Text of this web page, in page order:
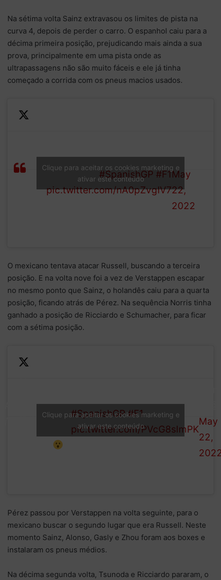
Na sétima volta Sainz extravasou os limites de pista na
curva 4, depois de perder o carro. O espanhol caiu para a
décima primeira posição, prejudicando mais ainda a sua
prova, principalmente em uma pista onde as
ultrapassagens não são muito fáceis e ele já tinha
começado a corrida com os pneus macios usados.
LAP recovers but returns to the
track in P11 #SpanishGP #F1
pic.twitter.com/nA0pZvgIV7
1 (@F1)
May
22,
2022
Clique para aceitar os cookies marketing e
ativar este conteúdo
O mexicano tentava atacar Russell, buscando a terceira
posição. E na volta nove foi a vez de Verstappen escapar
no mesmo ponto que Sainz, o holandês caiu para a quarta
posição, ficando atrás de Pérez. Na sequência Norris tinha
ganhado a posição de Ricciardo e Schumacher, para ficar
com a sétima posição.
is in the
#SpanishGP #F1
pic.twitter.com/PVcG8slmPK
May
22,
Clique para aceitar os cookies marketing e
ativar este conteúdo
Pérez passou por Verstappen na volta seguinte, para o
mexicano buscar o segundo lugar que era Russell. Neste
momento Sainz, Alonso, Gasly e Zhou foram aos boxes e
instalaram os pneus médios.
Na décima segunda volta, Tsunoda e Ricciardo pararam, o